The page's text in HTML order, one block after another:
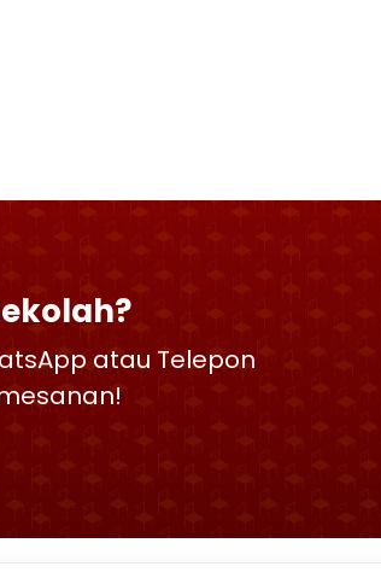
atau Telepon